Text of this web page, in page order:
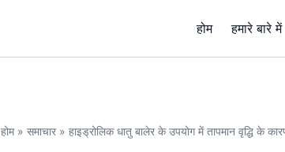
होम हमारे बारे में
होम» समाचार » हाइड्रोलिक धातु बालेर के उपयोग में तापमान वृद्धि के